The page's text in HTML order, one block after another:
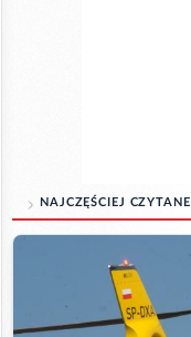
NAJCZĘŚCIEJ CZYTANE